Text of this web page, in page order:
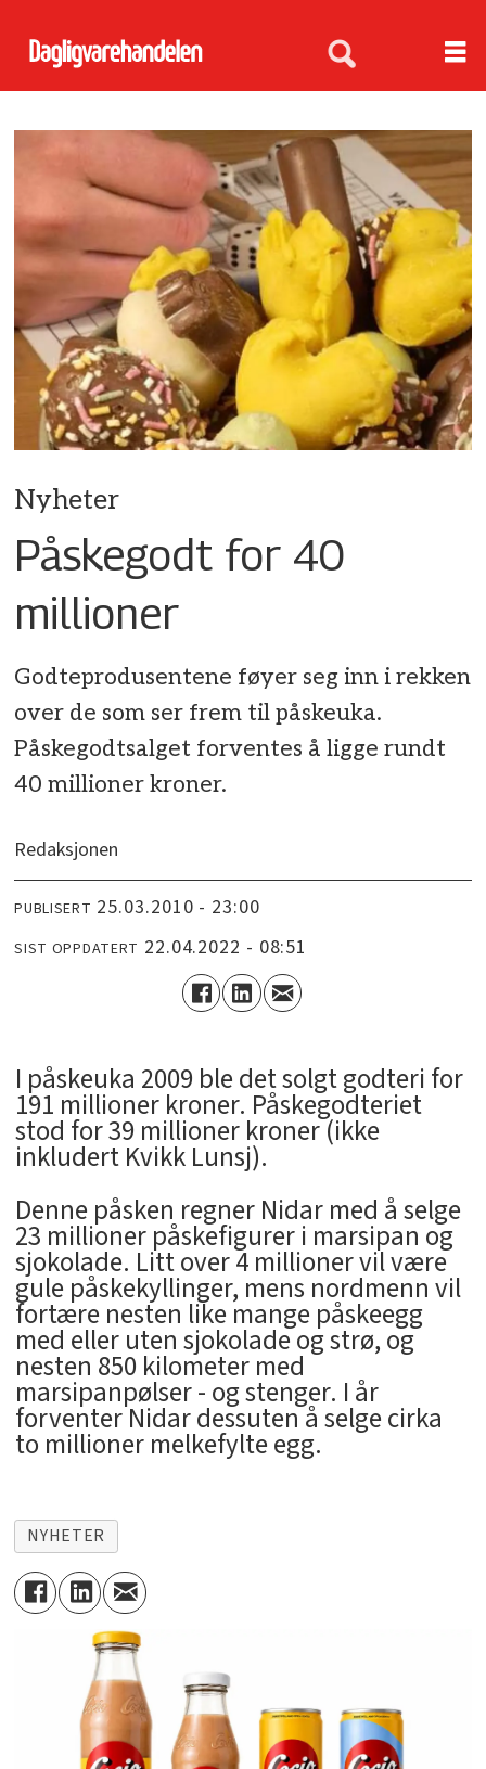
Nyheter
Påskegodt for 40
millioner
Godteprodusentene føyer seg inn i rekken
over de som ser frem til påskeuka.
Påskegodtsalget forventes å ligge rundt
40 millioner kroner.
Redaksjonen
PUBLISERT 25.03.2010 - 23:00
SIST OPPDATERT 22.04.2022 - 08:51
I påskeuka 2009 ble det solgt godteri for
191 millioner kroner. Påskegodteriet
stod for 39 millioner kroner (ikke
inkludert Kvikk Lunsj).
Denne påsken regner Nidar med å selge
23 millioner påskefigurer i marsipan og
sjokolade. Litt over 4 millioner vil være
gule påskekyllinger, mens nordmenn vil
fortære nesten like mange påskeegg
med eller uten sjokolade og strø, og
nesten 850 kilometer med
marsipanpølser - og stenger. I år
forventer Nidar dessuten å selge cirka
to millioner melkefylte egg.
NYHETER